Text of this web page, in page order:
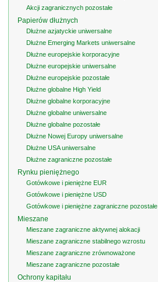
Akcji zagranicznych pozostałe
Papierów dłużnych
Dłużne azjatyckie uniwersalne
Dłużne Emerging Markets uniwersalne
Dłużne europejskie korporacyjne
Dłużne europejskie uniwersalne
Dłużne europejskie pozostałe
Dłużne globalne High Yield
Dłużne globalne korporacyjne
Dłużne globalne uniwersalne
Dłużne globalne pozostałe
Dłużne Nowej Europy uniwersalne
Dłużne USA uniwersalne
Dłużne zagraniczne pozostałe
Rynku pieniężnego
Gotówkowe i pieniężne EUR
Gotówkowe i pieniężne USD
Gotówkowe i pieniężne zagraniczne pozostałe
Mieszane
Mieszane zagraniczne aktywnej alokacji
Mieszane zagraniczne stabilnego wzrostu
Mieszane zagraniczne zrównoważone
Mieszane zagraniczne pozostałe
Ochrony kapitału